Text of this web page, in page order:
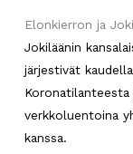
Elonkierron ja
Jokiläänin
järjestivät
verkkoluentoina
kanssa.